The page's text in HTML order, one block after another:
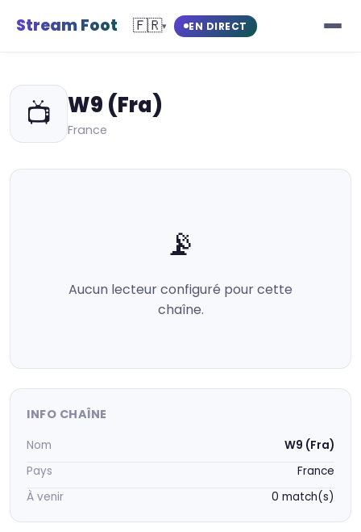
Stream Foot 🇫🇷▾ EN DIRECT
📺 W9 (Fra)
France
📡
Aucun lecteur configuré pour cette
chaîne.
INFO CHAÎNE
Nom
W9 (Fra)
Pays
France
À venir
0 match(s)